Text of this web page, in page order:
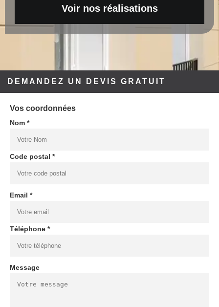
Voir nos réalisations
DEMANDEZ UN DEVIS GRATUIT
Vos coordonnées
Nom *
Code postal *
Email *
Téléphone *
Message